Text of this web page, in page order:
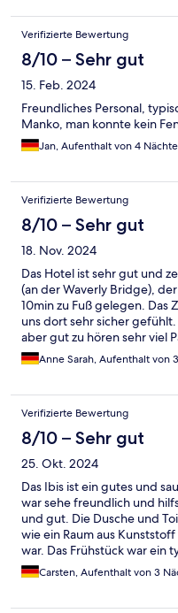
Verifizierte Bewertung
8/10 – Sehr gut
15. Feb. 2024
Freundliches Personal,
Manko, man konnte kein
Jan, Aufenthalt von 4
Verifizierte Bewertung
8/10 – Sehr gut
18. Nov. 2024
Das Hotel ist sehr gut und
(an der Waverly Bridge),
10min zu Fuß gelegen. Das
uns dort sehr sicher
aber gut zu hören sehr viel
denken. Gut, dass wir
trotzdem das perfekte
Anne Sarah, Aufenthalt von
Verifizierte Bewertung
8/10 – Sehr gut
25. Okt. 2024
Das Ibis ist ein gutes und
war sehe freundlich und
und gut. Die Dusche und
wie ein Raum aus
war. Das Frühstück war ein
uns gut geschmeckt. Die
Stadt zu erkunden. Durch
Carsten, Aufenthalt von 3